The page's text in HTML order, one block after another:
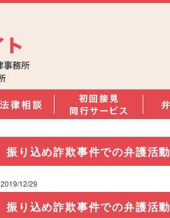
振り込め詐欺事件での弁護活動
2019/12/29
振り込め詐欺事件での弁護活動